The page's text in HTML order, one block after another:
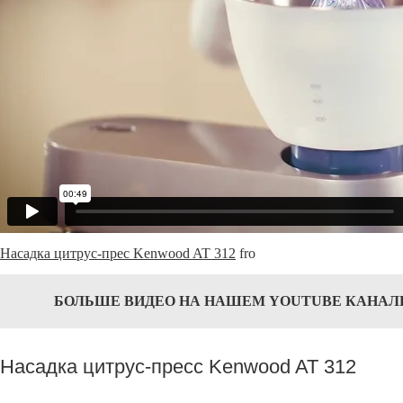
Насадка цитрус-прес Kenwood AT 312 fro
БОЛЬШЕ ВИДЕО НА НАШЕМ YOUTUBE
Насадка цитрус-пресс Kenwood AT 312